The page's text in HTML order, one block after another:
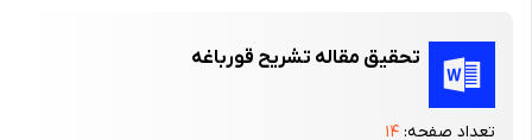
وضعیت 1: سرین های خود را در قسمت عقب یک صندلی نسبتاً محکم
قرار دهید، اندکی به جلو متمایل باشید و یک شئ لوله شده، پشت کمر
خود تقریباً در محلی که کمر بند می بندید قرار دهید. میزان کردن
تحقیق مقاله تشریح قورباغه
تعداد صفحه: ۱۴